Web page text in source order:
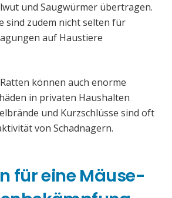
und Saugwürmer übertragen.
sind zudem nicht selten für
auf Haustiere
können auch enorme
in privaten Haushalten
und Kurzschlüsse sind oft
von Schadnagern.
für eine Mäuse-